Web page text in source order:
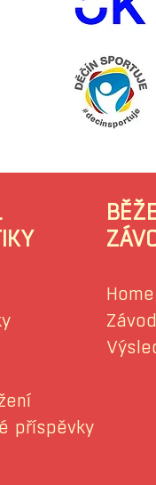
příspěvky
Home